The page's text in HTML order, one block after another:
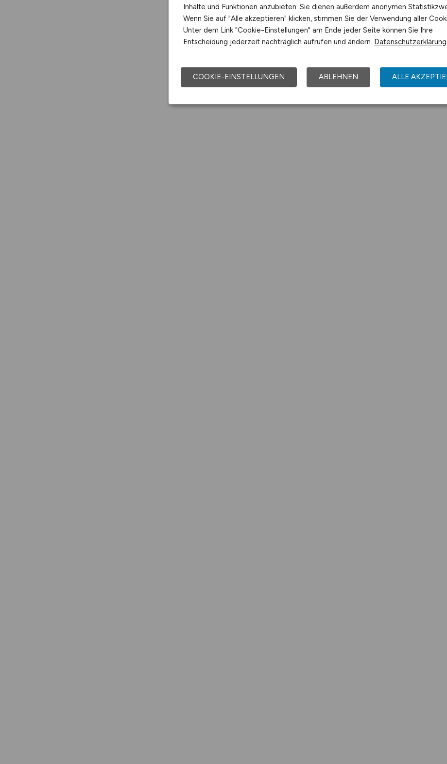
Inhalte und Funktionen anzubieten. Sie dienen außerdem anonymen
Wenn Sie auf "Alle akzeptieren" klicken, stimmen Sie der Verwendung aller
Unter dem Link "Cookie-Einstellungen" am Ende jeder Seite können Sie Ihre
Entscheidung jederzeit nachträglich aufrufen und ändern. Datenschutzerklärung
COOKIE-EINSTELLUNGEN ABLEHNEN ALLE